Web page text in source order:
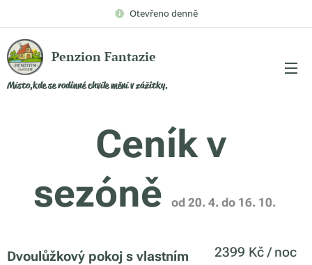
Otevřeno denně
Penzion Fantazie
Místo,kde se rodinné chvíle mění v zážitky.
Ceník v
sezóně
od 20. 4. do 16. 10.
Dvoulůžkový pokoj s vlastním
2399 Kč / noc